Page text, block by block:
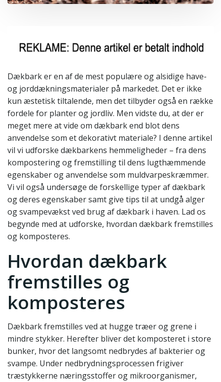
Dækbark er en af de mest populære og alsidige have-
og jorddækningsmaterialer på markedet. Det er ikke
kun æstetisk tiltalende, men det tilbyder også en række
fordele for planter og jordliv. Men vidste du, at der er
meget mere at vide om dækbark end blot dens
anvendelse som et dekorativt materiale? I denne artikel
vil vi udforske dækbarkens hemmeligheder – fra dens
kompostering og fremstilling til dens lugthæmmende
egenskaber og anvendelse som muldvarpeskræmmer.
Vi vil også undersøge de forskellige typer af dækbark
og deres egenskaber samt give tips til at undgå alger
og svampevækst ved brug af dækbark i haven. Lad os
begynde med at udforske, hvordan dækbark fremstilles
og komposteres.
Hvordan dækbark
fremstilles og
komposteres
Dækbark fremstilles ved at hugge træer og grene i
mindre stykker. Herefter bliver det komposteret i store
bunker, hvor det langsomt nedbrydes af bakterier og
svampe. Under nedbrydningsprocessen frigiver
træstykkerne næringsstoffer og mikroorganismer,